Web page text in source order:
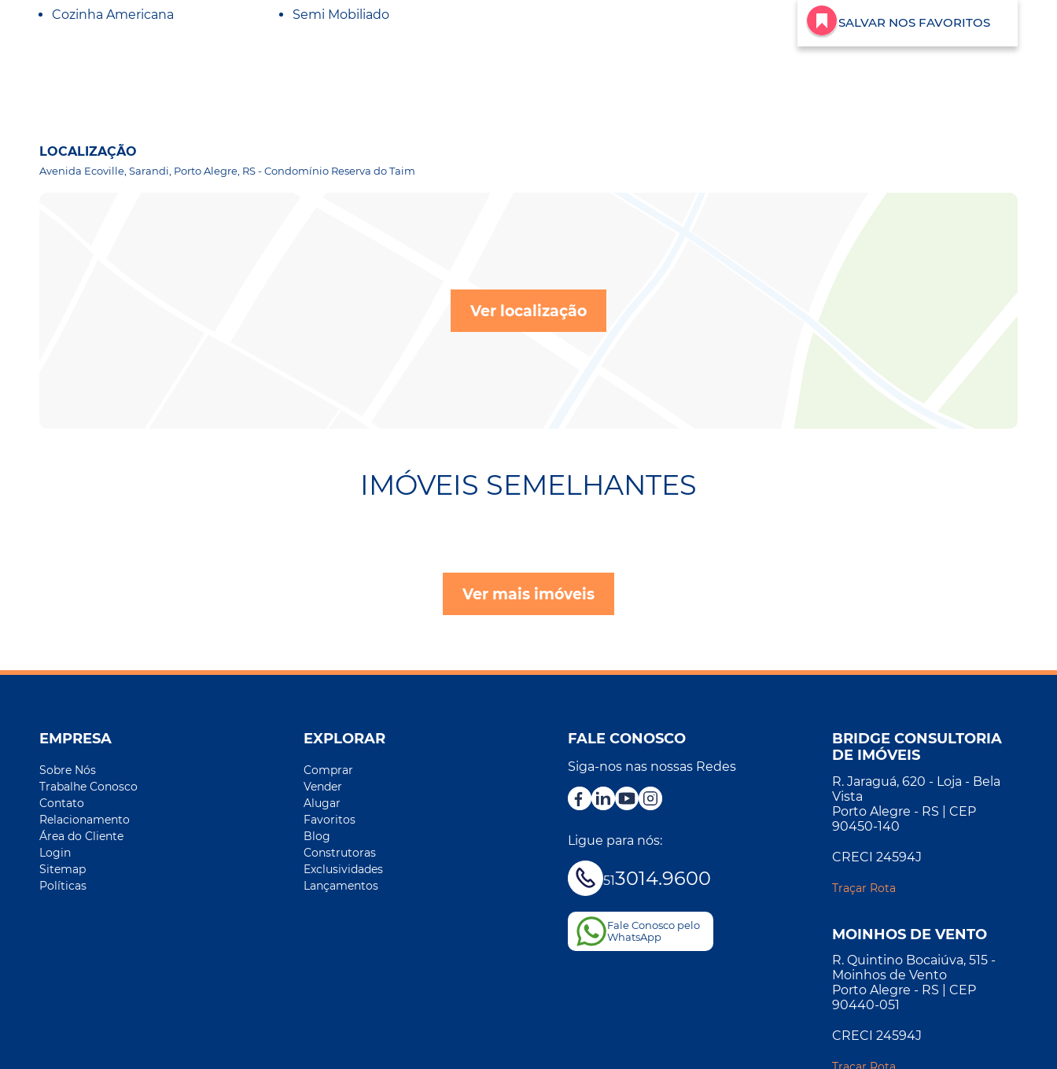
Cozinha Americana
Semi Mobiliado
SALVAR NOS FAVORITOS
LOCALIZAÇÃO
Avenida Ecoville, Sarandi, Porto Alegre, RS - Condomínio Reserva do Taim
Ver localização
IMÓVEIS SEMELHANTES
Ver mais imóveis
EMPRESA
Sobre Nós
Trabalhe Conosco
Contato
Relacionamento
Área do Cliente
Login
Sitemap
Políticas
EXPLORAR
Comprar
Vender
Alugar
Favoritos
Blog
Construtoras
Exclusividades
Lançamentos
FALE CONOSCO
Siga-nos nas nossas Redes
Ligue para nós:
513014.9600
Fale Conosco pelo
WhatsApp
BRIDGE CONSULTORIA
DE IMÓVEIS
R. Jaraguá, 620 - Loja - Bela
Vista
Porto Alegre - RS | CEP
90450-140
CRECI 24594J
Traçar Rota
MOINHOS DE VENTO
R. Quintino Bocaiúva, 515 -
Moinhos de Vento
Porto Alegre - RS | CEP
90440-051
CRECI 24594J